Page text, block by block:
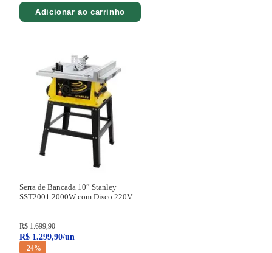
Adicionar ao carrinho
Serra de Bancada 10” Stanley
SST2001 2000W com Disco 220V
R$ 1 699, 90
R$ 1.299,90/un
-24%